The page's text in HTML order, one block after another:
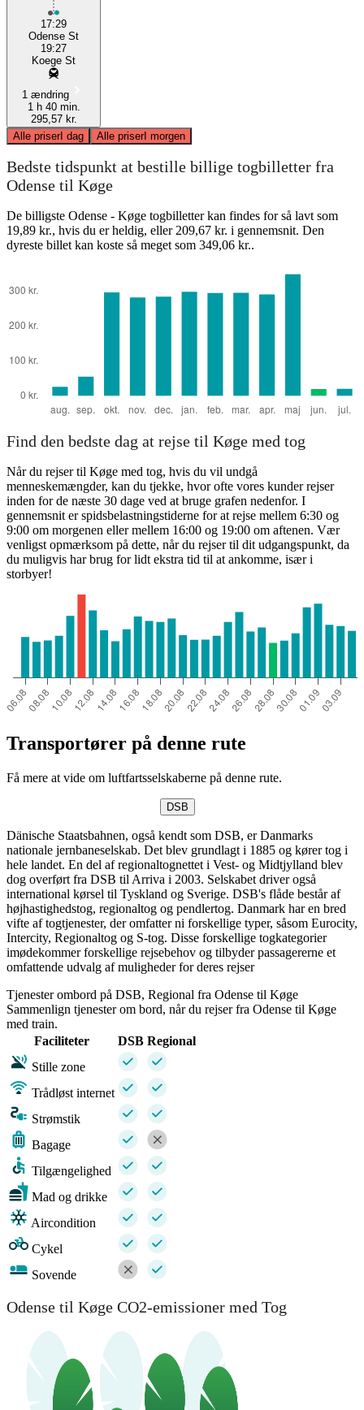
17:29
Odense St
19:27
Koege St
1 ændring
1 h 40 min.
295,57 kr.
Alle priserI dag Alle priserI morgen
Bedste tidspunkt at bestille billige togbilletter fra
Odense til Køge
De billigste Odense - Køge togbilletter kan findes for så lavt som
19,89 kr., hvis du er heldig, eller 209,67 kr. i gennemsnit. Den
dyreste billet kan koste så meget som 349,06 kr..
Find den bedste dag at rejse til Køge med tog
Når du rejser til Køge med tog, hvis du vil undgå
menneskemængder, kan du tjekke, hvor ofte vores kunder rejser
inden for de næste 30 dage ved at bruge grafen nedenfor. I
gennemsnit er spidsbelastningstiderne for at rejse mellem 6:30 og
9:00 om morgenen eller mellem 16:00 og 19:00 om aftenen. Vær
venligst opmærksom på dette, når du rejser til dit udgangspunkt, da
du muligvis har brug for lidt ekstra tid til at ankomme, især i
storbyer!
Transportører på denne rute
Få mere at vide om luftfartsselskaberne på denne rute.
DSB
Dänische Staatsbahnen, også kendt som DSB, er Danmarks
nationale jernbaneselskab. Det blev grundlagt i 1885 og kører tog i
hele landet. En del af regionaltognettet i Vest- og Midtjylland blev
dog overført fra DSB til Arriva i 2003. Selskabet driver også
international kørsel til Tyskland og Sverige. DSB's flåde består af
højhastighedstog, regionaltog og pendlertog. Danmark har en bred
vifte af togtjenester, der omfatter ni forskellige typer, såsom Eurocity,
Intercity, Regionaltog og S-tog. Disse forskellige togkategorier
imødekommer forskellige rejsebehov og tilbyder passagererne et
omfattende udvalg af muligheder for deres rejser
Tjenester ombord på DSB, Regional fra Odense til Køge
Sammenlign tjenester om bord, når du rejser fra Odense til Køge
med train.
Faciliteter
DSB Regional
Stille zone
Trådløst internet
Strømstik
Bagage
Tilgængelighed
Mad og drikke
Aircondition
Cykel
Sovende
Odense til Køge CO2-emissioner med Tog